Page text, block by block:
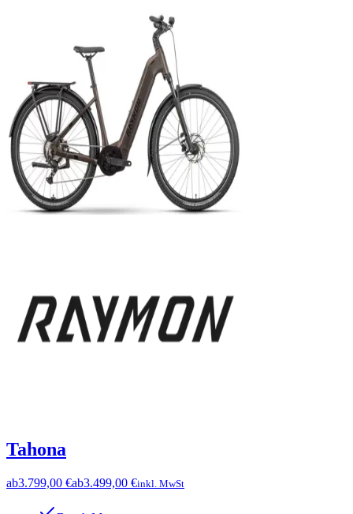
Tahona
ab3.799,00 €ab3.499,00 €inkl. MwSt